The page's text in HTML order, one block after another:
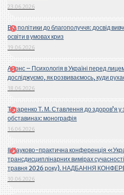
23.06.2026
Від політики до благополуччя: досвід
освіти в умовах криз
19.06.2026
Анонс – Психологія в Україні перед
досліджуємо, як розвиваємось, куди
18.06.2026
Титаренко Т. М. Ставлення до здоров’я у
обставинах: монографія
16.06.2026
ІІ Науково-практична конференція
трансдисциплінарних вимірах
травня 2026 року). НАДБАННЯ
10.06.2026